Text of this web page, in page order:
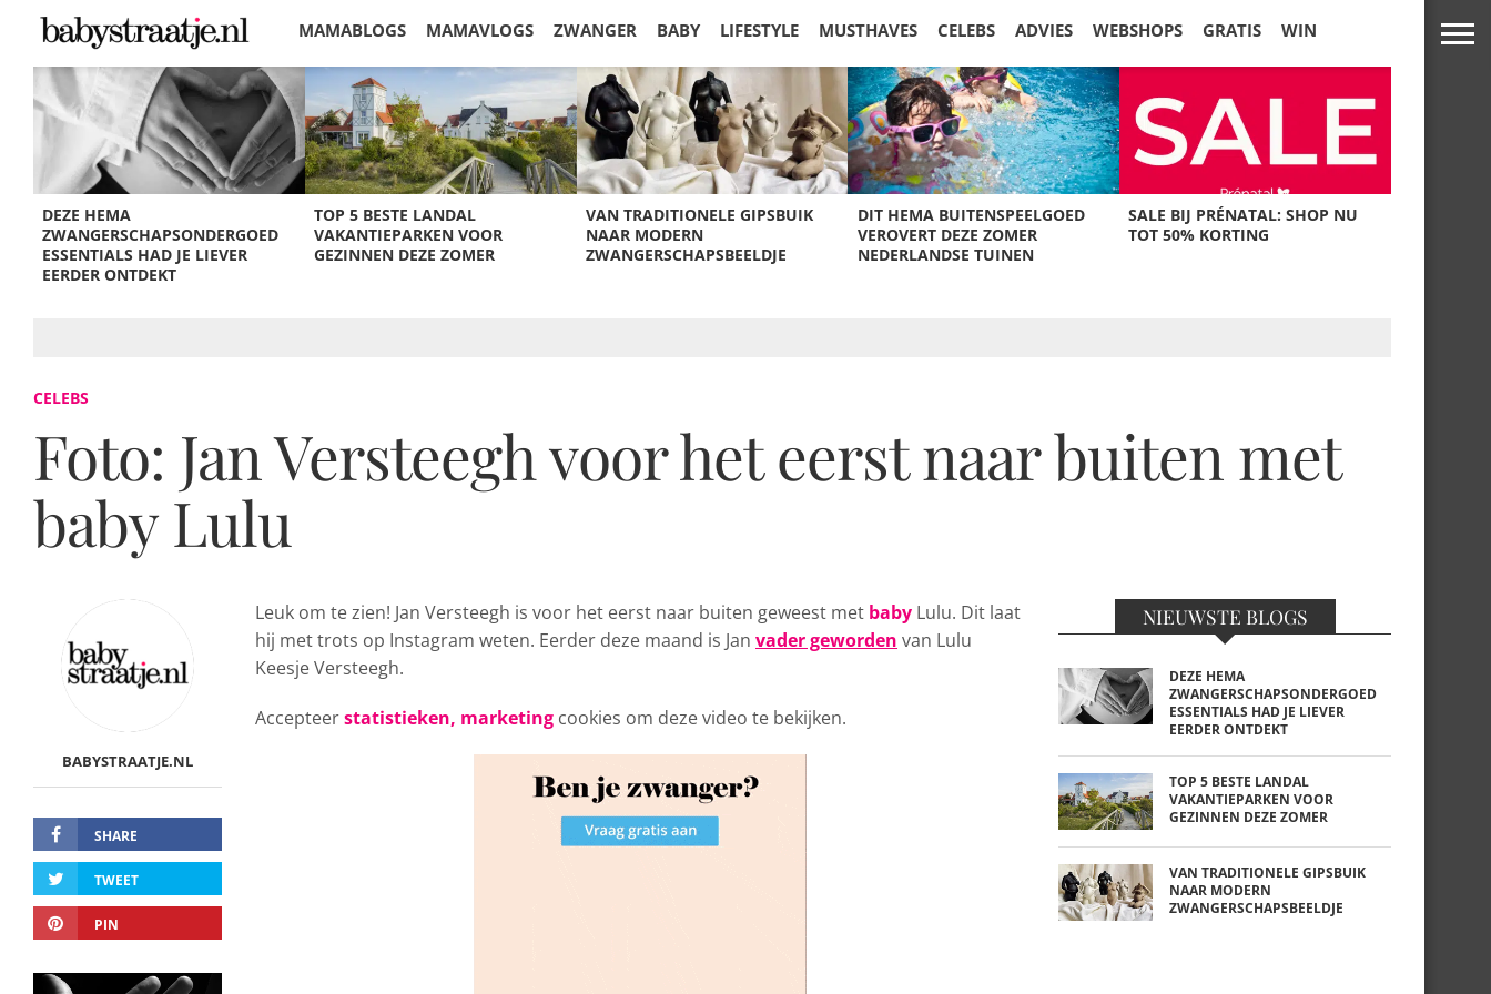
MAMABLOGS MAMAVLOGS ZWANGER BABY LIFESTYLE MUSTHAVES CELEBS ADVIES WEBSHOPS GRATIS WIN
KORTINGEN
DEZE HEMA
ZWANGERSCHAPSONDERGOED
ESSENTIALS HAD JE LIEVER
EERDER ONTDEKT
TOP 5 BESTE LANDAL
VAKANTIEPARKEN VOOR
GEZINNEN DEZE ZOMER
VAN TRADITIONELE GIPSBUIK
NAAR MODERN
ZWANGERSCHAPSBEELDJE
DIT HEMA BUITENSPEELGOED
VEROVERT DEZE ZOMER
NEDERLANDSE TUINEN
SALE BIJ PRÉNATAL: SHOP NU
TOT 50% KORTING
CELEBS
Foto: Jan Versteegh voor het eerst naar buiten met
baby Lulu
BABYSTRAATJE.NL
SHARE
TWEET
PIN
Leuk om te zien! Jan Versteegh is voor het eerst naar buiten geweest met baby Lulu. Dit laat
hij met trots op Instagram weten. Eerder deze maand is Jan vader geworden van Lulu
Keesje Versteegh.
Accepteerstatistieken, marketing cookies om deze video te bekijken.
NIEUWSTE BLOGS
DEZE HEMA
ZWANGERSCHAPSONDERGOED
ESSENTIALS HAD JE LIEVER
EERDER ONTDEKT
TOP 5 BESTE LANDAL
VAKANTIEPARKEN VOOR
GEZINNEN DEZE ZOMER
VAN TRADITIONELE GIPSBUIK
NAAR MODERN
ZWANGERSCHAPSBEELDJE